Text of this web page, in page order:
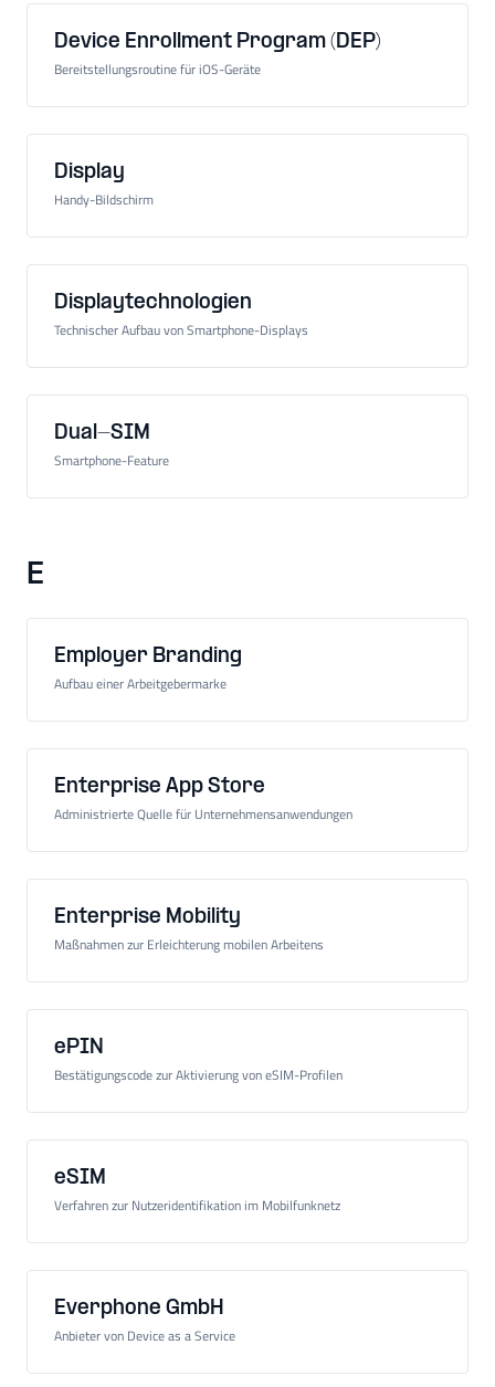
Device Enrollment Program (DEP)
Bereitstellungsroutine für iOS-Geräte
Display
Handy-Bildschirm
Displaytechnologien
Technischer Aufbau von Smartphone-Displays
Dual-SIM
Smartphone-Feature
E
Employer Branding
Aufbau einer Arbeitgebermarke
Enterprise App Store
Administrierte Quelle für Unternehmensanwendungen
Enterprise Mobility
Maßnahmen zur Erleichterung mobilen Arbeitens
ePIN
Bestätigungscode zur Aktivierung von eSIM-Profilen
eSIM
Verfahren zur Nutzeridentifikation im Mobilfunknetz
Everphone GmbH
Anbieter von Device as a Service